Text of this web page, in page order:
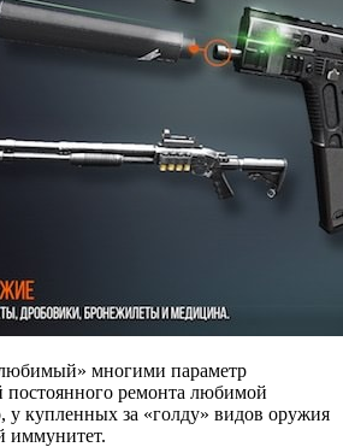
многими параметр
ремонта любимой
у купленных за «голду» видов оружия
иммунитет.